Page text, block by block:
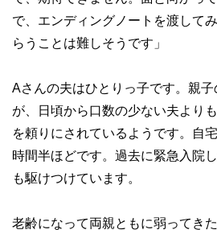
で、エンディングノートを渡して
らうことは難しそうです」
Aさんの夫はひとりっ子です。親子
が、日頃から口数の少ない夫より
を頼りにされているようです。自
時間半ほどです。過去に緊急入院
も駆けつけています。
老齢になって両親ともに弱ってき